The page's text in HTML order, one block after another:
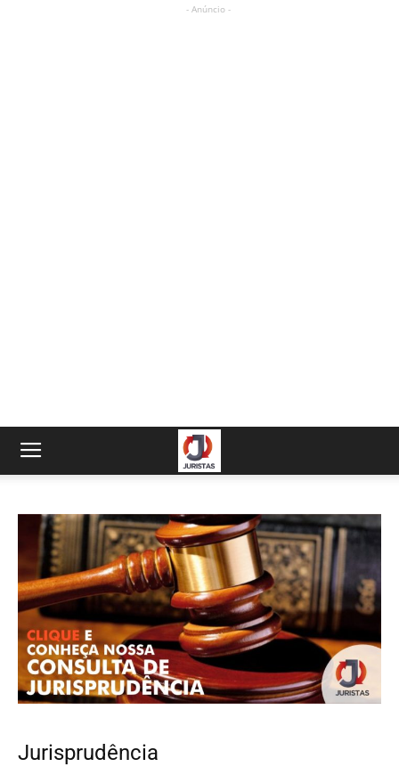
- Anúncio -
Jurisprudência